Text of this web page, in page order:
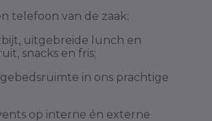
telefoon van de zaak;
uitgebreide lunch en
snacks en fris;
in ons prachtige
op interne én externe